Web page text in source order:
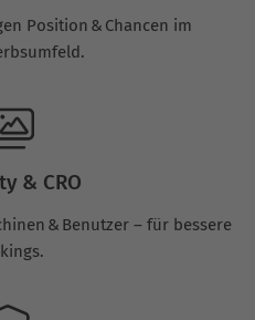
Position & Chancen im
& CRO
& Benutzer – für bessere